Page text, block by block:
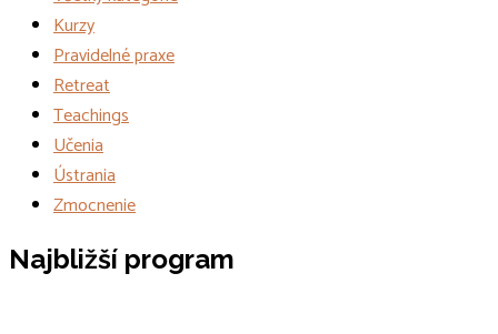
Kurzy
Pravidelné praxe
Retreat
Teachings
Učenia
Ústrania
Zmocnenie
Udalosti
Najbližší program